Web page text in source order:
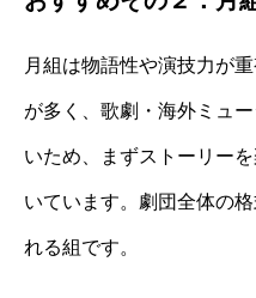
月組は物語性や演技力が
が多く、歌劇・海外ミュ
いため、まずストーリー
いています。劇団全体の
れる組です。